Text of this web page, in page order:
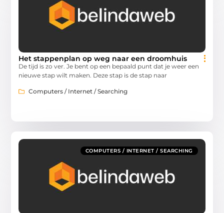
Het stappenplan op weg naar een droomhuis
De tijd is zo ver. Je bent op een bepaald punt dat je weer een
nieuwe stap wilt maken. Deze stap is de stap naar
Computers / Internet / Searching
COMPUTERS / INTERNET / SEARCHING